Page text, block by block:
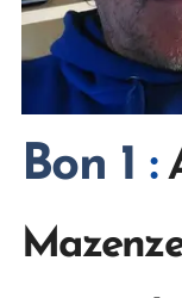
Bon 1 :